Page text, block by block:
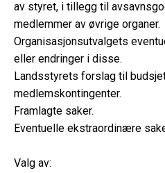
av styret, i tillegg til
medlemmer av øvrige organer.
Organisasjonsutvalgets
eller endringer i disse.
Landsstyrets forslag til
medlemskontingenter.
Framlagte saker.
Eventuelle ekstraordinære
Valg av: